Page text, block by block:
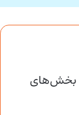
بخش‌های